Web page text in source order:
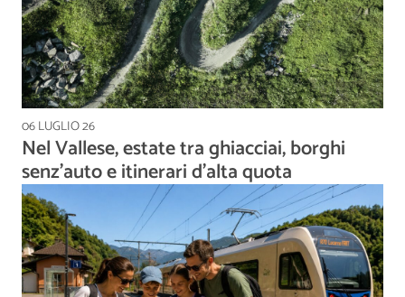
06 LUGLIO 26
Nel Vallese, estate tra ghiacciai, borghi
senz'auto e itinerari d'alta quota